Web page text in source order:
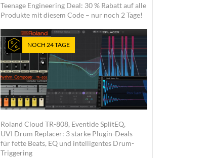
Teenage Engineering Deal: 30 % Rabatt auf alle
Produkte mit diesem Code – nur noch 2 Tage!
NOCH 24 TAGE
Roland Cloud TR-808, Eventide SplitEQ,
UVI Drum Replacer: 3 starke Plugin-Deals
für fette Beats, EQ und intelligentes Drum-
Triggering